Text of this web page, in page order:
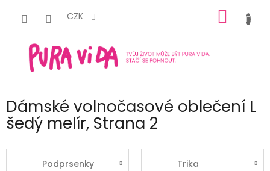
CZK
KOŠÍK
Dámské volnočasové oblečení L
šedý melír, Strana 2
Podprsenky Trika